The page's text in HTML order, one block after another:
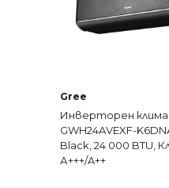
Gree
Инверторен
GWH24AVEXF-
Black, 24 000 BTU,
А+++/A++